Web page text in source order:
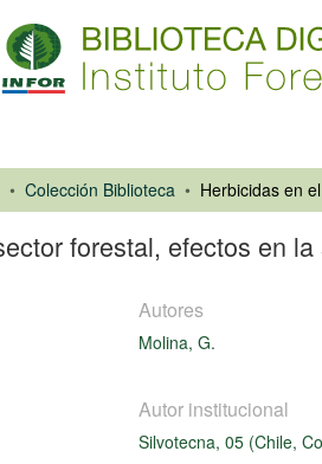
Colección Biblioteca
forestal, efectos en
Autores
Molina, G.
Autor institucional
Silvotecna, 05 (Chile,